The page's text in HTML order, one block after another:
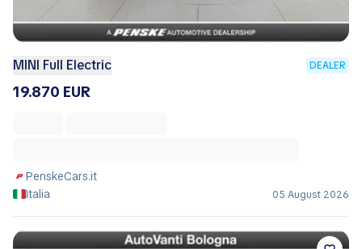
MINI Full Electric DEALER
19.870 EUR
PenskeCars.it
Italia
05 August 2026